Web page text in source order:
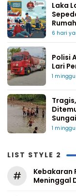
Laka
6 hari
Polisi
Lari
1
Sungai
1
LIST STYLE 2
#
Kebakaran
Meninggal